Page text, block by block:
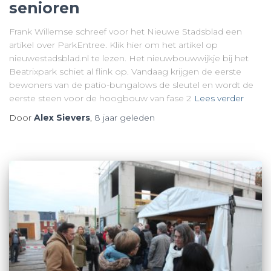
senioren
Frank Willemse schreef voor het Nieuwe Stadsblad een
artikel over ParkEntree. Klik hier om het artikel op
nieuwestadsblad.nl te lezen. Het nieuwbouwwijkje bij het
Beatrixpark schiet al flink op. Vandaag krijgen de eerste
bewoners van de patio-bungalows de sleutel en wordt de
eerste steen voor de hoogbouw van fase 2 Lees verder
Door Alex Sievers, 8 jaar geleden